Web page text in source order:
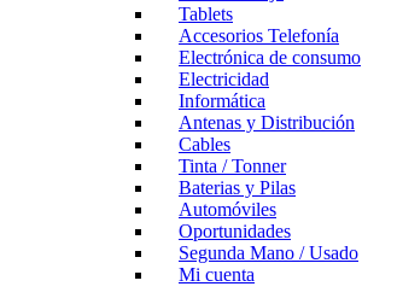
Tablets
Accesorios Telefonía
Electrónica de consumo
Electricidad
Informática
Antenas y Distribución
Cables
Tinta / Tonner
Baterias y Pilas
Automóviles
Oportunidades
Segunda Mano / Usado
Mi cuenta